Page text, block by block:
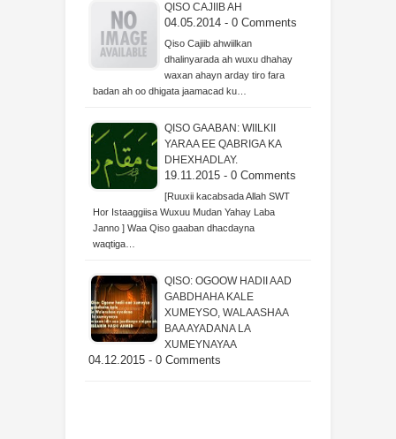
QISO CAJIIB AH
04.05.2014 - 0 Comments
Qiso Cajiib ahwiilkan
dhalinyarada ah wuxu dhahay
waxan ahayn arday tiro fara
badan ah oo dhigata jaamacad ku…
QISO GAABAN: WIILKII
YARAA EE QABRIGA KA
DHEXHADLAY.
19.11.2015 - 0 Comments
[Ruuxii kacabsada Allah SWT
Hor Istaaggiisa Wuxuu Mudan Yahay Laba
Janno ] Waa Qiso gaaban dhacdayna
waqtiga…
QISO: OGOOW HADII AAD
GABDHAHA KALE
XUMEYSO, WALAASHAA
BAA AYADANA LA
XUMEYNAYAA
04.12.2015 - 0 Comments